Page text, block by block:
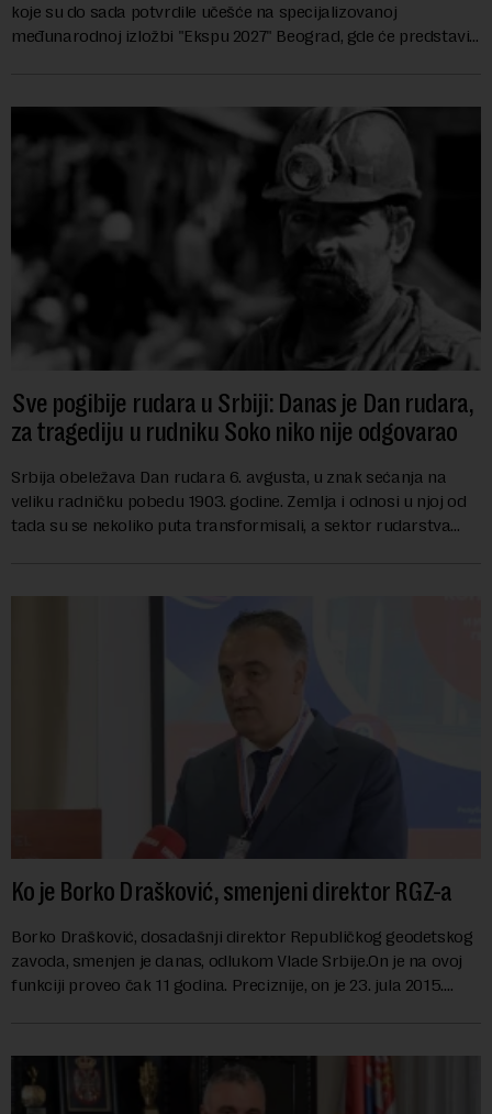
koje su do sada potvrdile učešće na specijalizovanoj
međunarodnoj izložbi "Ekspu 2027" Beograd, gde će predstaviti
Sve pogibije rudara u Srbiji: Danas je Dan rudara,
za tragediju u rudniku Soko niko nije odgovarao
Srbija obeležava Dan rudara 6. avgusta, u znak sećanja na
veliku radničku pobedu 1903. godine. Zemlja i odnosi u njoj od
tada su se nekoliko puta transformisali, a sektor rudarstva
Ko je Borko Drašković, smenjeni direktor RGZ-a
Borko Drašković, dosadašnji direktor Republičkog geodetskog
zavoda, smenjen je danas, odlukom Vlade Srbije.On je na ovoj
funkciji proveo čak 11 godina. Preciznije, on je 23. jula 2015.